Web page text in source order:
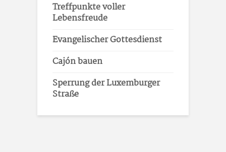
Treffpunkte voller
Lebensfreude
Evangelischer Gottesdienst
Cajón bauen
Sperrung der Luxemburger
Straße